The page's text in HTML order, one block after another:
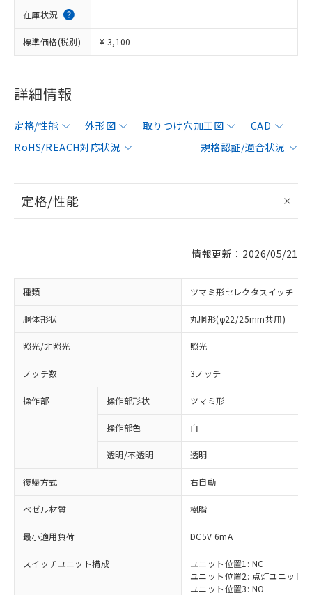
在庫状況
標準価格(税別) ¥ 3,100
詳細情報
定格/性能 外形図 取りつけ穴加工図
CAD
RoHS/REACH対応状況
規格認証/適合状況
定格/性能
情報更新：2026/05/21
種類 ツマミ形セレクタスイッチ
胴体形状 丸胴形(φ22/25mm共用)
照光/非照光 照光
ノッチ数 3ノッチ
操作部 操作部形状 ツマミ形
操作部色 白
透明/不透明 透明
復帰方式 右自動
ベゼル材質 樹脂
最小適用負荷 DC5V 6mA
スイッチユニット構成
ユニット位置1: NC
ユニット位置2: 点灯ユニット
ユニット位置3: NO